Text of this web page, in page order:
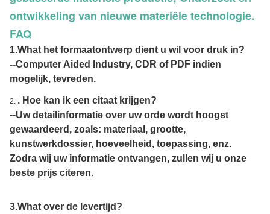
ontwikkeling van nieuwe materiële technologie.
FAQ
1.What het formaatontwerp dient u wil voor druk in?
--Computer Aided Industry, CDR of PDF indien
mogelijk, tevreden.
2. . Hoe kan ik een citaat krijgen?
--Uw detailinformatie over uw orde wordt hoogst
gewaardeerd, zoals: materiaal, grootte,
kunstwerkdossier, hoeveelheid, toepassing, enz.
Zodra wij uw informatie ontvangen, zullen wij u onze
beste prijs citeren.
3.What over de levertijd?